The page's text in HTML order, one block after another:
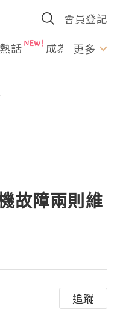
會員登記
話 成為U更多
故障兩則維
追蹤